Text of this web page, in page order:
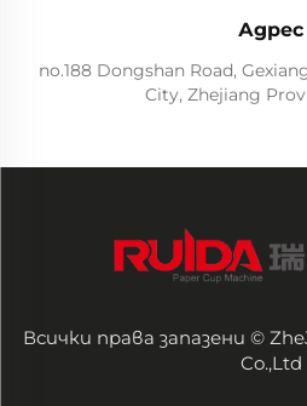
Адрес
no.188 Dongshan Road,
City, Zhejiang
Всички права запазени ©
Co.,Ltd